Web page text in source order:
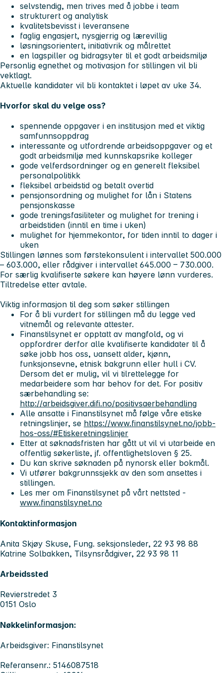
selvstendig, men trives med å jobbe i team
strukturert og analytisk
kvalitetsbevisst i leveransene
faglig engasjert, nysgjerrig og lærevillig
løsningsorientert, initiativrik og målrettet
en lagspiller og bidragsyter til et godt arbeidsmiljø
Personlig egnethet og motivasjon for stillingen vil bli
vektlagt.
Aktuelle kandidater vil bli kontaktet i løpet av uke 34.
Hvorfor skal du velge oss?
spennende oppgaver i en institusjon med et viktig
samfunnsoppdrag
interessante og utfordrende arbeidsoppgaver og et
godt arbeidsmiljø med kunnskapsrike kolleger
gode velferdsordninger og en generelt fleksibel
personalpolitikk
fleksibel arbeidstid og betalt overtid
pensjonsordning og mulighet for lån i Statens
pensjonskasse
gode treningsfasiliteter og mulighet for trening i
arbeidstiden (inntil en time i uken)
mulighet for hjemmekontor, for tiden inntil to dager i
uken
Stillingen lønnes som førstekonsulent i intervallet 500.000
– 603.000, eller rådgiver i intervallet 645.000 – 730.000.
For særlig kvalifiserte søkere kan høyere lønn vurderes.
Tiltredelse etter avtale.
Viktig informasjon til deg som søker stillingen
For å bli vurdert for stillingen må du legge ved
vitnemål og relevante attester.
Finanstilsynet er opptatt av mangfold, og vi
oppfordrer derfor alle kvalifiserte kandidater til å
søke jobb hos oss, uansett alder, kjønn,
funksjonsevne, etnisk bakgrunn eller hull i CV.
Dersom det er mulig, vil vi tilrettelegge for
medarbeidere som har behov for det. For positiv
særbehandling se:
http://arbeidsgiver.difi.no/positivsaerbehandling
Alle ansatte i Finanstilsynet må følge våre etiske
retningslinjer, se https://www.finanstilsynet.no/jobb-
hos-oss/#Etiskeretningslinjer
Etter at søknadsfristen har gått ut vil vi utarbeide en
offentlig søkerliste, jf. offentlighetsloven § 25.
Du kan skrive søknaden på nynorsk eller bokmål.
Vi utfører bakgrunnssjekk av den som ansettes i
stillingen.
Les mer om Finanstilsynet på vårt nettsted -
www.finanstilsynet.no
Kontaktinformasjon
Anita Skjøy Skuse, Fung. seksjonsleder, 22 93 98 88
Katrine Solbakken, Tilsynsrådgiver, 22 93 98 11
Arbeidssted
Revierstredet 3
0151 Oslo
Nøkkelinformasjon:
Arbeidsgiver: Finanstilsynet
Referansenr.: 5146087518